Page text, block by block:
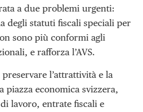
a due problemi urgenti:
degli statuti fiscali speciali per
sono più conformi agli
e rafforza l’AVS.
l’attrattività e la
piazza economica svizzera,
lavoro, entrate fiscali e